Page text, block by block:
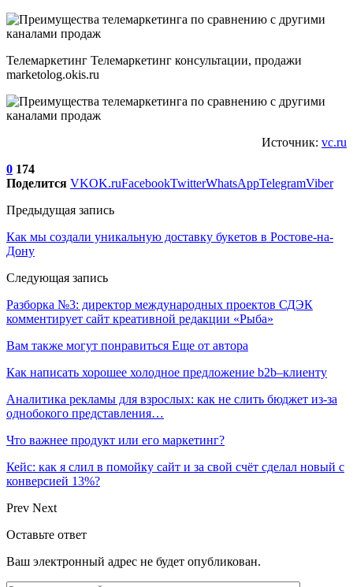
Телемаркетинг Телемаркетинг консультации, продажи
marketolog.okis.ru
Источник: vc.ru
0 174
Поделится VKOK.ruFacebookTwitterWhatsAppTelegramViber
Предыдущая запись
Как мы создали уникальную доставку букетов в Ростове-на-
Дону
Следующая запись
Разборка №3: директор международных проектов СДЭК
комментирует сайт креативной редакции «Рыба»
Вам также могут понравиться Еще от автора
Как написать хорошее холодное предложение b2b–клиенту
Аналитика рекламы для взрослых: как не слить бюджет из-за
однобокого представления…
Что важнее продукт или его маркетинг?
Кейс: как я слил в помойку сайт и за свой счёт сделал новый с
конверсией 13%?
Prev Next
Оставьте ответ
Ваш электронный адрес не будет опубликован.